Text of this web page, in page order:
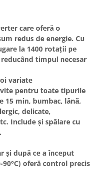
care oferă o
redus de energie. Cu
la 1400 rotaţii pe
timpul necesar
variate
pentru toate tipurile
15 min, bumbac, lână,
delicate,
Include și spălare cu
și după ce a început
oferă control precis